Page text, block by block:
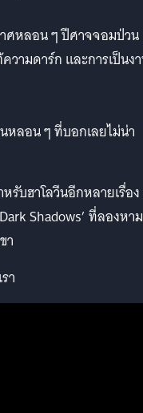
ศหลอน ๆ ปีศาจจอมป่วน
ามดาร์ก ​และการเป็นง
หลอน ๆ ที่บอกเลยไม่น่า
รับฮาโลวีนอีกหลายเรื่อง
Shadows’ ที่ลองหา
า
า